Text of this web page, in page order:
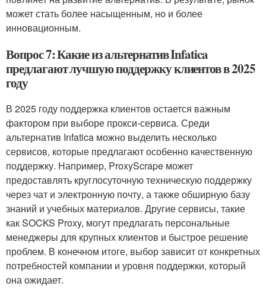
может стать более насыщенным, но и более
инновационным.
Вопрос 7: Какие из альтернатив Infatica
предлагают лучшую поддержку клиентов в 2025
году
В 2025 году поддержка клиентов остается важным
фактором при выборе прокси-сервиса. Среди
альтернатив Infatica можно выделить несколько
сервисов, которые предлагают особенно качественную
поддержку. Например, ProxyScrape может
предоставлять круглосуточную техническую поддержку
через чат и электронную почту, а также обширную базу
знаний и учебных материалов. Другие сервисы, такие
как SOCKS Proxy, могут предлагать персональные
менеджеры для крупных клиентов и быстрое решение
проблем. В конечном итоге, выбор зависит от конкретных
потребностей компании и уровня поддержки, который
она ожидает.